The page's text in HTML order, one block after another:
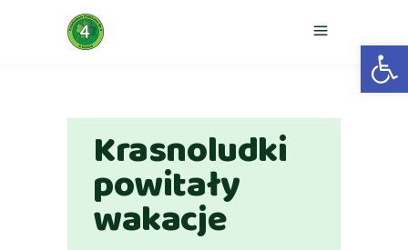
Krasnoludki
powitały
wakacje